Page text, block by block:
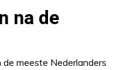
na de
meeste Nederlanders